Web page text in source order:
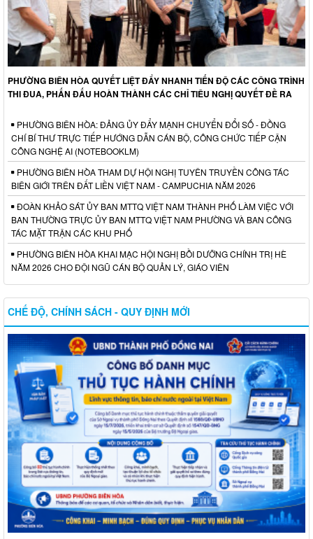
PHƯỜNG BIÊN HÒA QUYẾT LIỆT ĐẨY NHANH TIẾN ĐỘ CÁC CÔNG TRÌNH
THI ĐUA, PHẤN ĐẤU HOÀN THÀNH CÁC CHỈ TIÊU NGHỊ QUYẾT ĐỀ RA
PHƯỜNG BIÊN HÒA: ĐẢNG ỦY ĐẨY MẠNH CHUYỂN ĐỔI SỐ - ĐỒNG
CHÍ BÍ THƯ TRỰC TIẾP HƯỚNG DẪN CÁN BỘ, CÔNG CHỨC TIẾP CẬN
CÔNG NGHỆ AI (NOTEBOOKLM)
PHƯỜNG BIÊN HÒA THAM DỰ HỘI NGHỊ TUYÊN TRUYỀN CÔNG TÁC
BIÊN GIỚI TRÊN ĐẤT LIỀN VIỆT NAM - CAMPUCHIA NĂM 2026
ĐOÀN KHẢO SÁT ỦY BAN MTTQ VIỆT NAM THÀNH PHỐ LÀM VIỆC VỚI
BAN THƯỜNG TRỰC ỦY BAN MTTQ VIỆT NAM PHƯỜNG VÀ BAN CÔNG
TÁC MẶT TRẬN CÁC KHU PHỐ
PHƯỜNG BIÊN HÒA KHAI MẠC HỘI NGHỊ BỒI DƯỠNG CHÍNH TRỊ HÈ
NĂM 2026 CHO ĐỘI NGŨ CÁN BỘ QUẢN LÝ, GIÁO VIÊN
CHẾ ĐỘ, CHÍNH SÁCH - QUY ĐỊNH MỚI